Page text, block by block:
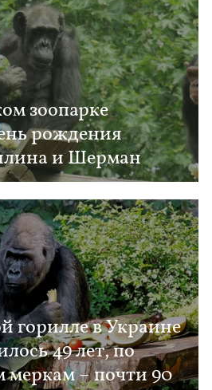
зоопарке
рождения
и Шерман
горилле в Украине
49 лет, по
меркам – почти 90